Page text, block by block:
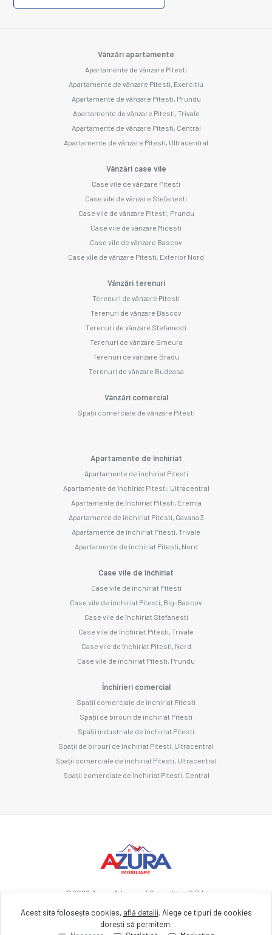
Vânzări apartamente
Apartamente de vânzare Pitesti
Apartamente de vânzare Pitesti, Exercitiu
Apartamente de vânzare Pitesti, Prundu
Apartamente de vânzare Pitesti, Trivale
Apartamente de vânzare Pitesti, Central
Apartamente de vânzare Pitesti, Ultracentral
Vânzări case vile
Case vile de vânzare Pitesti
Case vile de vânzare Stefanesti
Case vile de vânzare Pitesti, Prundu
Case vile de vânzare Micesti
Case vile de vânzare Bascov
Case vile de vânzare Pitesti, Exterior Nord
Vânzări terenuri
Terenuri de vânzare Pitesti
Terenuri de vânzare Bascov
Terenuri de vânzare Stefanesti
Terenuri de vânzare Smeura
Terenuri de vânzare Bradu
Terenuri de vânzare Budeasa
Vânzări comercial
Spații comerciale de vânzare Pitesti
Apartamente de închiriat
Apartamente de închiriat Pitesti
Apartamente de închiriat Pitesti, Ultracentral
Apartamente de închiriat Pitesti, Eremia
Apartamente de închiriat Pitesti, Gavana 3
Apartamente de închiriat Pitesti, Trivale
Apartamente de închiriat Pitesti, Nord
Case vile de închiriat
Case vile de închiriat Pitesti
Case vile de închiriat Pitesti, Big-Bascov
Case vile de închiriat Stefanesti
Case vile de închiriat Pitesti, Trivale
Case vile de închiriat Pitesti, Nord
Case vile de închiriat Pitesti, Prundu
Închirieri comercial
Spații comerciale de închiriat Pitesti
Spații de birouri de închiriat Pitesti
Spații industriale de închiriat Pitesti
Spații de birouri de închiriat Pitesti, Ultracentral
Spații comerciale de închiriat Pitesti, Ultracentral
Spații comerciale de închiriat Pitesti, Central
©2026Azura Advanced Consulting S.R.L.
Site creat în
Acest site folosește cookies, află detalii. Alege ce tipuri de cookies
dorești să permitem: